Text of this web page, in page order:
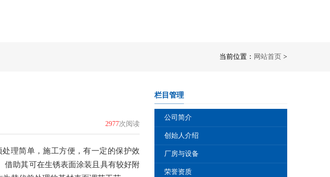
当前位置： 网站首页 >
2977次阅读
理简单，施工方便，有一定的保护效
借助其可在生锈表面涂装且具有较好附
栏目管理
公司简介
创始人介绍
厂房与设备
荣誉资质